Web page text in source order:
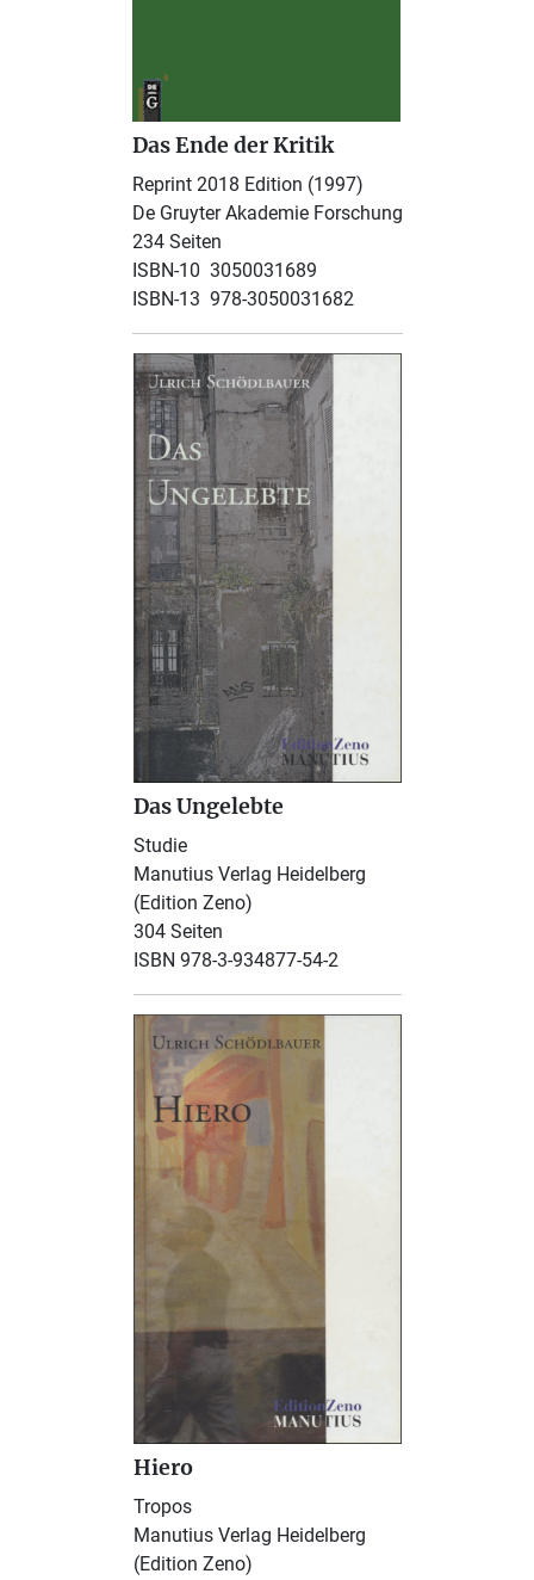
Das Ende der Kritik
Reprint 2018 Edition (1997)
De Gruyter Akademie Forschung
234 Seiten
ISBN-10 ‎ 3050031689
ISBN-13 ‎ 978-3050031682
Das Ungelebte
Studie
Manutius Verlag Heidelberg
(Edition Zeno)
304 Seiten
ISBN 978-3-934877-54-2
Hiero
Tropos
Manutius Verlag Heidelberg
(Edition Zeno)